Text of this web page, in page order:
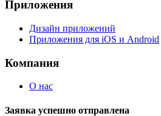
Приложения
Дизайн приложений
Приложения для iOS и Android
Компания
О нас
Заявка успешно отправлена